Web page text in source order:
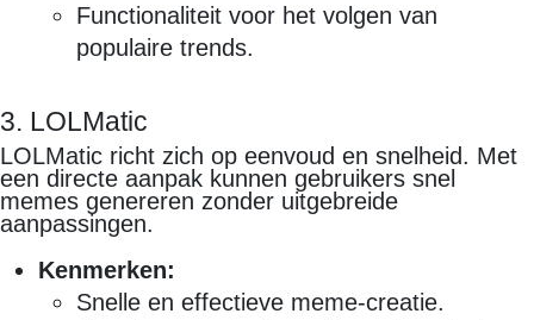
Functionaliteit voor het volgen van
populaire trends.
3. LOLMatic
LOLMatic richt zich op eenvoud en snelheid. Met
een directe aanpak kunnen gebruikers snel
memes genereren zonder uitgebreide
aanpassingen.
Kenmerken:
Snelle en effectieve meme-creatie.